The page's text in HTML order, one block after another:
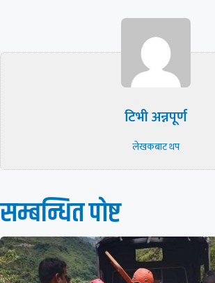
टिभी अन्नपूर्ण
लेखकबाट थप
सम्बन्धित पाेष्ट